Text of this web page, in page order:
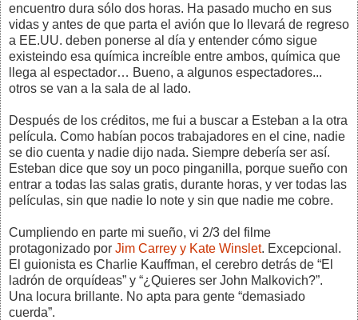
encuentro dura sólo dos horas. Ha pasado mucho en sus
vidas y antes de que parta el avión que lo llevará de regreso
a EE.UU. deben ponerse al día y entender cómo sigue
existeindo esa química increíble entre ambos, química que
llega al espectador… Bueno, a algunos espectadores...
otros se van a la sala de al lado.
Después de los créditos, me fui a buscar a Esteban a la otra
película. Como habían pocos trabajadores en el cine, nadie
se dio cuenta y nadie dijo nada. Siempre debería ser así.
Esteban dice que soy un poco pinganilla, porque sueño con
entrar a todas las salas gratis, durante horas, y ver todas las
películas, sin que nadie lo note y sin que nadie me cobre.
Cumpliendo en parte mi sueño, vi 2/3 del filme
protagonizado por Jim Carrey y Kate Winslet. Excepcional.
El guionista es Charlie Kauffman, el cerebro detrás de “El
ladrón de orquídeas” y “¿Quieres ser John Malkovich?”.
Una locura brillante. No apta para gente “demasiado
cuerda”.